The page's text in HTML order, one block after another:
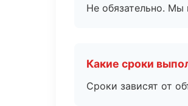
Не обязательно. Мы
Какие сроки
Сроки зависят от